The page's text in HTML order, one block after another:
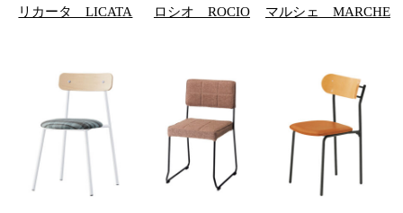
リカータ LICATA ロシオ ROCIO マルシェ MARCHE